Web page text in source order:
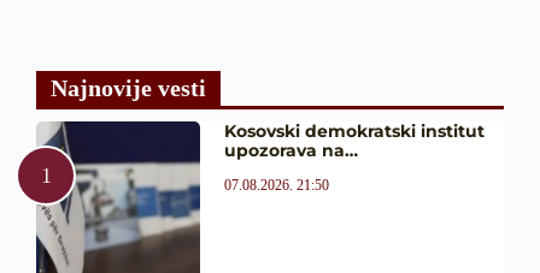
Najnovije vesti
Kosovski demokratski institut
upozorava na…
07.08.2026. 21:50